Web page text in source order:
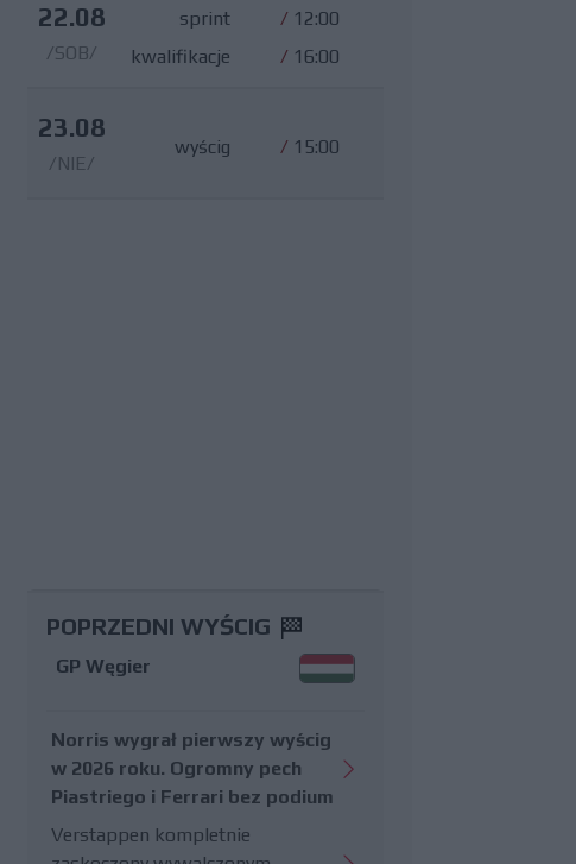
22.08
/SOB/
sprint
kwalifikacje
/ 12:00
/ 16:00
23.08
/NIE/
wyścig / 15:00
POPRZEDNI WYŚCIG
GP Węgier
Norris wygrał pierwszy wyścig
w 2026 roku. Ogromny pech
Piastriego i Ferrari bez podium
Verstappen kompletnie